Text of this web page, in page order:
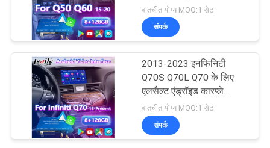
PRIVACY
POLICY
निसान मल्टीमीडिया
इंटरफ़ेस
52
मल्टीमीडिया वीडियो इंटरफ़ेस
बातचीत योग्य MOQ:1 सेट
संपर्क
2013-2023 इनफिनिटी
Q70S Q70L Q70 के लिए
एलसैल्ट एंड्रॉइड कारप्ले
मल्टीमीडिया इंटरफ़ेस बॉक्स
बातचीत योग्य MOQ:1 सेट
संपर्क